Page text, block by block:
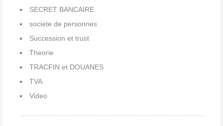
SECRET BANCAIRE
societe de personnes
Succession et trust
Theorie
TRACFIN et DOUANES
TVA
Video